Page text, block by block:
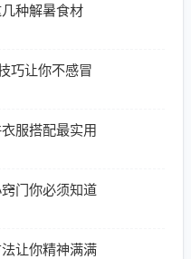
种解暑食材
巧让你不感冒
服搭配最实用
门你必须知道
让你精神满满